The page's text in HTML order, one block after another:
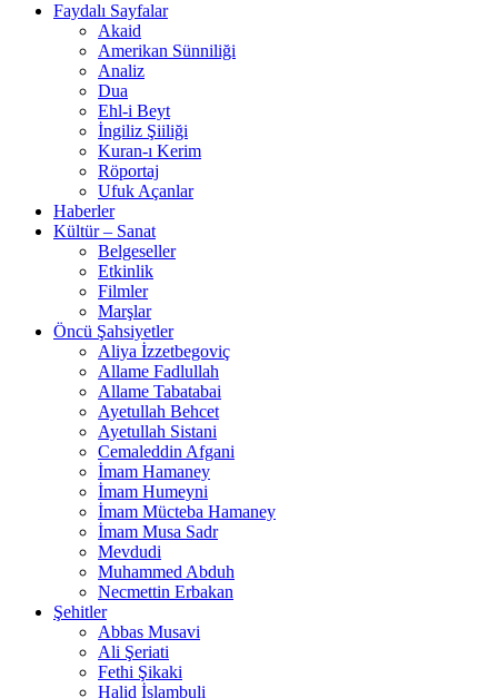
Faydalı Sayfalar
Akaid
Amerikan Sünniliği
Analiz
Dua
Ehl-i Beyt
İngiliz Şiiliği
Kuran-ı Kerim
Röportaj
Ufuk Açanlar
Haberler
Kültür – Sanat
Belgeseller
Etkinlik
Filmler
Marşlar
Öncü Şahsiyetler
Aliya İzzetbegoviç
Allame Fadlullah
Allame Tabatabai
Ayetullah Behcet
Ayetullah Sistani
Cemaleddin Afgani
İmam Hamaney
İmam Humeyni
İmam Mücteba Hamaney
İmam Musa Sadr
Mevdudi
Muhammed Abduh
Necmettin Erbakan
Şehitler
Abbas Musavi
Ali Şeriati
Fethi Şikaki
Halid İslambuli